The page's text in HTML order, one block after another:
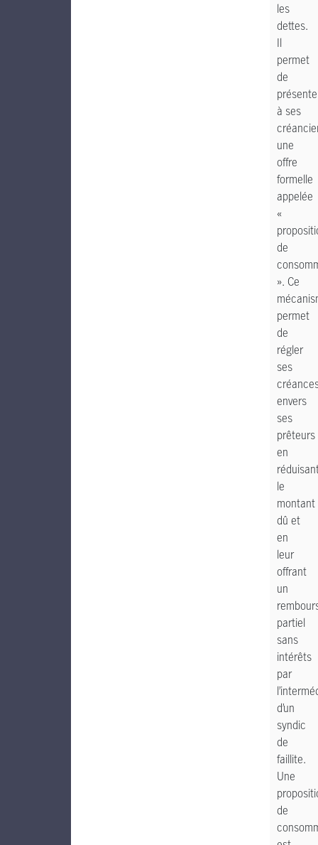
les
dettes.
Il
permet
de
à ses
une
offre
formelle
appelée
«
de
». Ce
permet
de
régler
ses
envers
ses
prêteurs
en
le
montant
dû et
en
leur
offrant
un
partiel
sans
intérêts
par
d’un
syndic
de
faillite.
Une
de